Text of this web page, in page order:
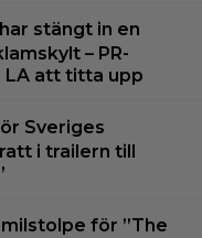
stängt in en
– PR-
att titta upp
Sveriges
i trailern till
milstolpe för ”The